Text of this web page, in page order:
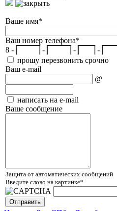
Ваше имя*
Ваш номер телефона*
8 -
- -
-
прошу перезвонить срочно
Ваш e-mail
@
написать на e-mail
Ваше сообщение
Защита от автоматических сообщений
Введите слово на картинке*